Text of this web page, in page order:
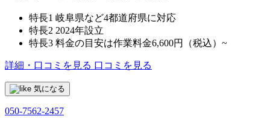
特長1 岐阜県など4都道府県に対応
特長2 2024年設立
特長3 料金の目安は作業料金6,600円（税込）~
詳細・口コミを見る 口コミを見る
気になる
050-7562-2457